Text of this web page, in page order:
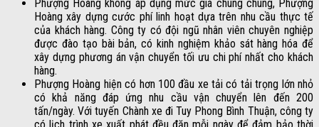
Phượng Hoàng không áp dụng mức giá chung chung, Phượng
Hoàng xây dựng cước phí linh hoạt dựa trên nhu cầu thực tế
của khách hàng. Công ty có đội ngũ nhân viên chuyên nghiệp
được đào tạo bài bản, có kinh nghiệm khảo sát hàng hóa để
xây dựng phương án vận chuyển tối ưu chi phí nhất cho khách
hàng.
Phượng Hoàng hiện có hơn 100 đầu xe tải có tải trọng lớn nhỏ
có khả năng đáp ứng nhu cầu vận chuyển lên đến 200
tấn/ngày. Với tuyến Chành xe đi Tuy Phong Bình Thuận, công ty